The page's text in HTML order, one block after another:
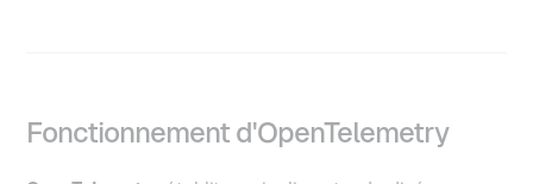
Fonctionnement d'OpenTelemetry